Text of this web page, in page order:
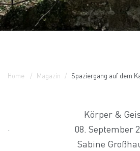
Home Magazin Spaziergang auf dem
Körper &
08. September
Sabine